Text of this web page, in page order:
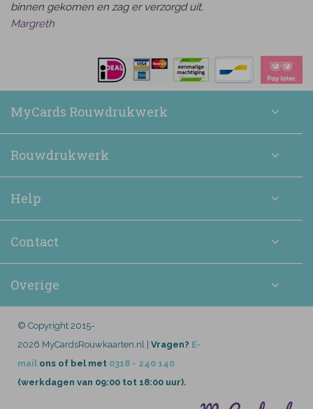
binnen gekomen en zag er verzorgd uit.
Margreth
MyCards Rouwdrukwerk
Rouwdrukwerk
Help
Contact
Overige
© Copyright 2015-
2026 MyCardsRouwkaarten.nl | Vragen? E-
mail ons of bel met 0318 - 240 140
(werkdagen van 09:00 tot 18:00 uur).